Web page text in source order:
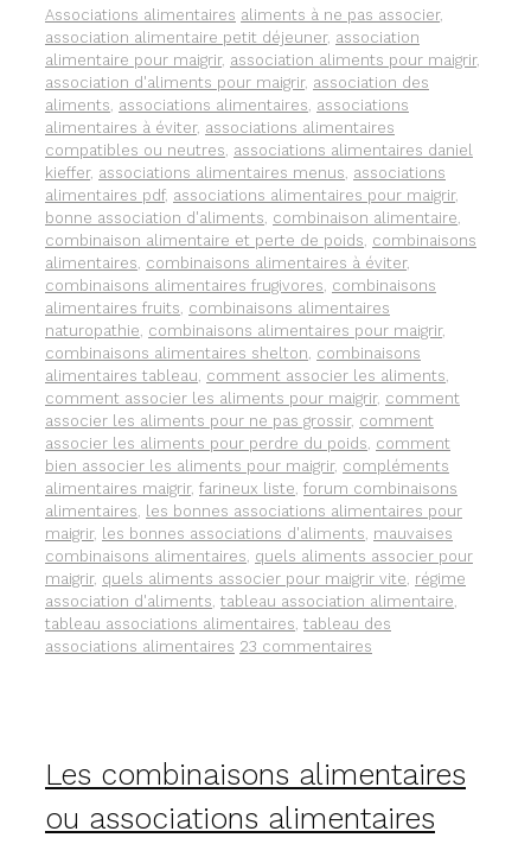
ET
JUS
DE
CITRON
:
UNE
ASSOCIATION
ALIMENTAIRE
QUI
ACCROÎT
LES
EFFETS
ANTIOXYDANTS
DU
THÉ
VERT.
Catégories
Associations alimentaires Étiquettes
aliments à ne pas associer,
association alimentaire petit déjeuner, association
alimentaire pour maigrir, association aliments pour maigrir,
association d'aliments pour maigrir, association des
aliments associations alimentaires associations
alimentaires à éviter, associations alimentaires
compatibles ou neutres associations alimentaires daniel
kieffer, associations alimentaires menus associations
alimentaires pdf, associations alimentaires pour maigrir,
bonne association d'aliments combinaison alimentaire
combinaison alimentaire et perte de poids combinaisons
alimentaires combinaisons alimentaires à éviter,
combinaisons alimentaires frugivores combinaisons
alimentaires fruits combinaisons alimentaires
naturopathie combinaisons alimentaires pour maigrir,
combinaisons alimentaires shelton combinaisons
alimentaires tableau comment associer les aliments
comment associer les aliments pour maigrir, comment
associer les aliments pour ne pas grossir, comment
associer les aliments pour perdre du poids comment
bien associer les aliments pour maigrir, compléments
alimentaires maigrir, farineux liste forum combinaisons
alimentaires les bonnes associations alimentaires pour
maigrir, les bonnes associations d'aliments mauvaises
combinaisons alimentaires quels aliments associer pour
maigrir, quels aliments associer pour maigrir vite régime
association d'aliments tableau association alimentaire
tableau associations alimentaires tableau des
associations alimentaires 23 commentaires
Les combinaisons alimentaires
ou associations alimentaires